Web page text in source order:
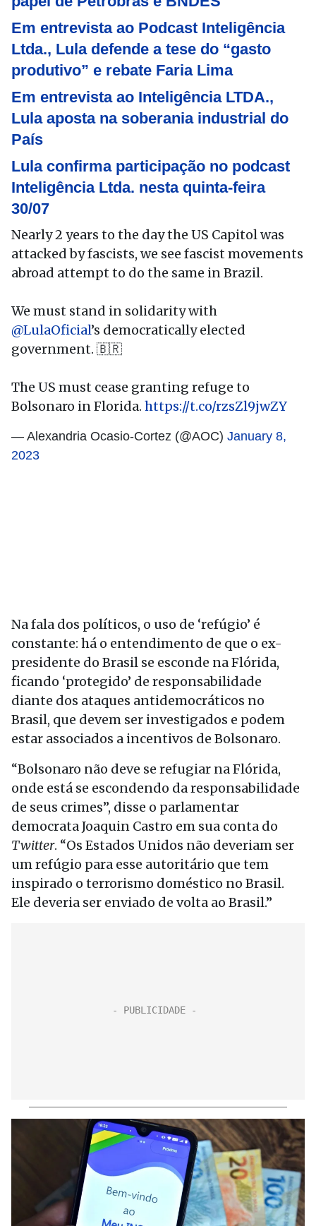
Em entrevista ao Podcast Inteligência
Ltda., Lula defende a tese do “gasto
produtivo” e rebate Faria Lima
Em entrevista ao Inteligência LTDA.,
Lula aposta na soberania industrial do
País
Lula confirma participação no podcast
Inteligência Ltda. nesta quinta-feira
30/07
Nearly 2 years to the day the US Capitol was
attacked by fascists, we see fascist movements
abroad attempt to do the same in Brazil.
We must stand in solidarity with
@LulaOficial’s democratically elected
government. 🇧🇷
The US must cease granting refuge to
Bolsonaro in Florida. https://t.co/rzsZl9jwZY
— Alexandria Ocasio-Cortez (@AOC) January 8,
2023
Na fala dos políticos, o uso de ‘refúgio’ é
constante: há o entendimento de que o ex-
presidente do Brasil se esconde na Flórida,
ficando ‘protegido’ de responsabilidade
diante dos ataques antidemocráticos no
Brasil, que devem ser investigados e podem
estar associados a incentivos de Bolsonaro.
“Bolsonaro não deve se refugiar na Flórida,
onde está se escondendo da responsabilidade
de seus crimes”, disse o parlamentar
democrata Joaquin Castro em sua conta do
Twitter. “Os Estados Unidos não deveriam ser
um refúgio para esse autoritário que tem
inspirado o terrorismo doméstico no Brasil.
Ele deveria ser enviado de volta ao Brasil.”